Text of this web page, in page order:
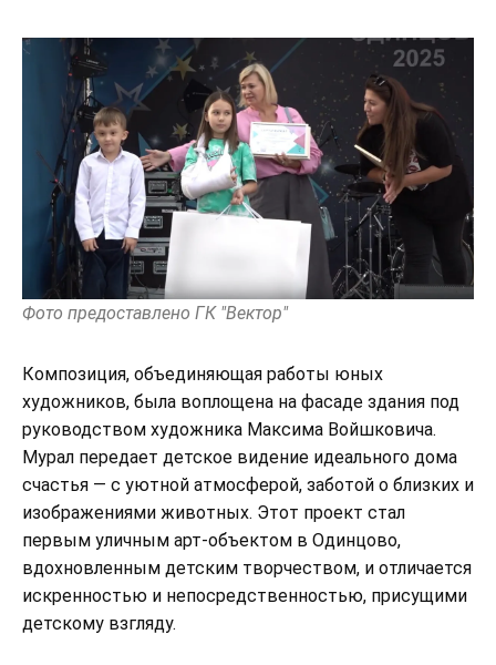
Фото предоставлено ГК "Вектор"
Композиция, объединяющая работы юных
художников, была воплощена на фасаде здания под
руководством художника Максима Войшковича.
Мурал передает детское видение идеального дома
счастья — с уютной атмосферой, заботой о близких и
изображениями животных. Этот проект стал
первым уличным арт-объектом в Одинцово,
вдохновленным детским творчеством, и отличается
искренностью и непосредственностью, присущими
детскому взгляду.